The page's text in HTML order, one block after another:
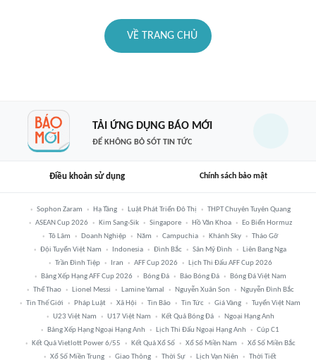
VỀ TRANG CHỦ
TẢI ỨNG DỤNG BÁO MỚI
ĐỂ KHÔNG BỎ SÓT TIN TỨC
Điều khoản sử dụng Chính sách bảo mật
Sophon Zaram Hạ Tầng Luật Phát Triển Đô Thị
THPT Chuyên Tuyên Quang
ASEAN Cup 2026
Kim Sang-Sik Singapore Hồ Văn Khoa
Eo Biển Hormuz
Tô Lâm
Doanh Nghiệp Năm Campuchia Khánh Sky
Tháo Gỡ
Đội Tuyển Việt Nam
Indonesia Đình Bắc Sân Mỹ Đình
Liên Bang Nga
Trần Đình Tiệp
Iran AFF Cup 2026
Lịch Thi Đấu AFF Cup 2026
Bảng Xếp Hạng AFF Cup 2026
Bóng Đá Báo Bóng Đá
Bóng Đá Việt Nam
Thể Thao
Lionel Messi Lamine Yamal Nguyễn Xuân Son
Nguyễn Đình Bắc
Tin Thế Giới
Pháp Luật Xã Hội Tin Bão Tin Tức Giá Vàng
Tuyển Việt Nam
U23 Việt Nam
U17 Việt Nam Kết Quả Bóng Đá
Ngoại Hạng Anh
Bảng Xếp Hạng Ngoại Hạng Anh
Lịch Thi Đấu Ngoại Hạng Anh
Cúp C1
Kết Quả Vietlott Power 6/55
Kết Quả Xổ Số Xổ Số Miền Nam
Xổ Số Miền Bắc
Xổ Số Miền Trung
Giao Thông Thời Sự Lịch Vạn Niên Thời Tiết